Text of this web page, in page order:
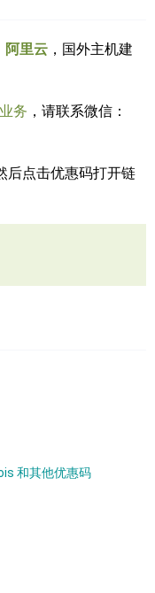
阿里云 ，国外主机建
务 ，请联系微信：
后点击优惠码打开链
和其他优惠码